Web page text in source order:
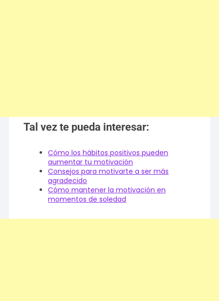
Tal vez te pueda interesar:
Cómo los hábitos positivos pueden
aumentar tu motivación
Consejos para motivarte a ser más
agradecido
Cómo mantener la motivación en
momentos de soledad